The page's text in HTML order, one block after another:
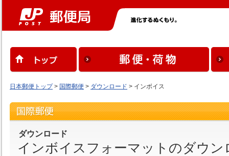
日本郵便トップ> 国際郵便 > ダウンロード > インボイス
ダウンロード
インボイスフォーマットのダウン